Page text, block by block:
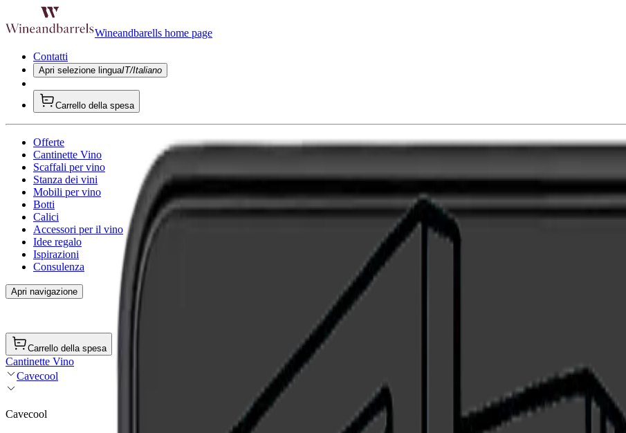
Wineandbarells home page
Contatti
Apri selezione linguaIT/Italiano
Carrello della spesa
Offerte
Cantinette Vino
Scaffali per vino
Stanza dei vini
Mobili per vino
Botti
Calici
Accessori per il vino
Idee regalo
Ispirazioni
Consulenza
Apri navigazione
Carrello della spesa
Cantinette Vino
Cavecool
Cavecool